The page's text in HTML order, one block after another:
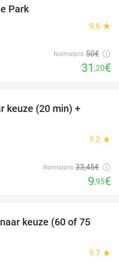
Park
9.6 star
Normalpris 50€
31 ,20€
keuze (20 min) +
9.2 star
Normalpris 33,45€
9,95€
52%
keuze (60 of 75
9.7 star